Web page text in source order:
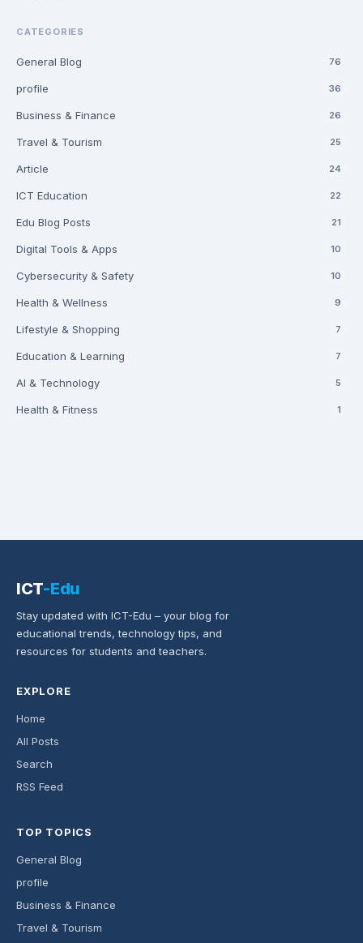
CATEGORIES
General Blog 76
profile 36
Business & Finance 26
Travel & Tourism 25
Article 24
ICT Education 22
Edu Blog Posts 21
Digital Tools & Apps 10
Cybersecurity & Safety 10
Health & Wellness 9
Lifestyle & Shopping 7
Education & Learning 7
AI & Technology 5
Health & Fitness 1
ICT-Edu
Stay updated with ICT-Edu – your blog for
educational trends, technology tips, and
resources for students and teachers.
EXPLORE
Home
All Posts
Search
RSS Feed
TOP TOPICS
General Blog
profile
Business & Finance
Travel & Tourism